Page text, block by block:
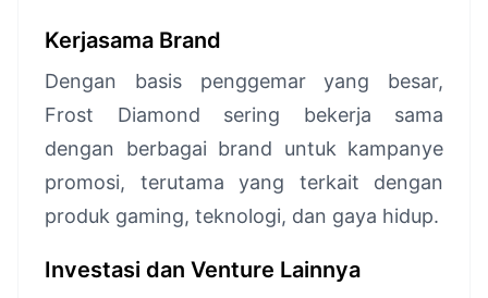
Kerjasama Brand
Dengan basis penggemar yang besar,
Frost Diamond sering bekerja sama
dengan berbagai brand untuk kampanye
promosi, terutama yang terkait dengan
produk gaming, teknologi, dan gaya hidup.
Investasi dan Venture Lainnya